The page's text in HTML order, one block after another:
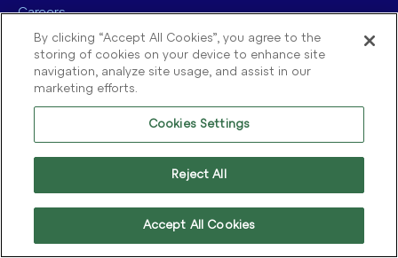
Careers
News
Events
Terms of use|Legal|Cookie Policy
By clicking “Accept All Cookies”, you agree to the
storing of cookies on your device to enhance site
navigation, analyze site usage, and assist in our
marketing efforts.
Cookies Settings
Reject All
Accept All Cookies